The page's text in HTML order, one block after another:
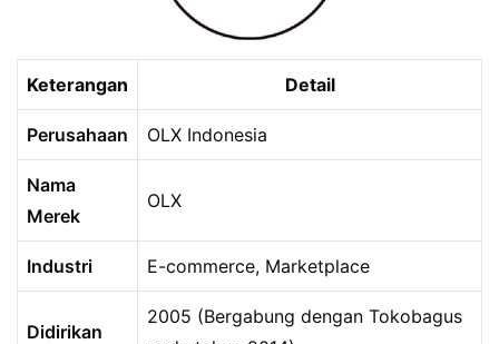
Keterangan Detail
Perusahaan OLX Indonesia
Nama
Merek
OLX
Industri E-commerce, Marketplace
Didirikan
2005 (Bergabung dengan Tokobagus